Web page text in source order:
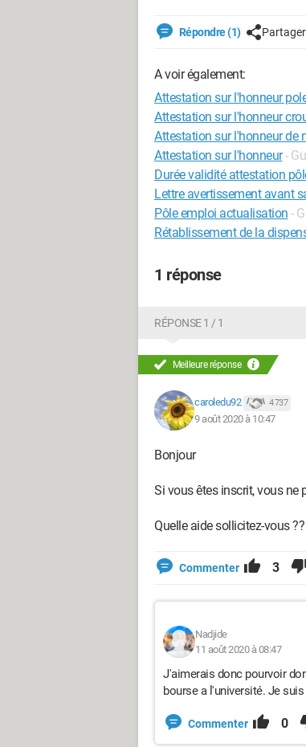
Répondre (1) Partager
A voir également:
Attestation sur l'honneur
Attestation sur l'honneur
Attestation sur l'honneur de
Attestation sur l'honneur-
Durée validité attestation
Lettre avertissement avant
Pôle emploi actualisation -
Rétablissement de la
1 réponse
RÉPONSE 1 / 1
Meilleure réponse
caroledu92 4 737
9 août 2020 à 10:47
Bonjour
Si vous êtes inscrit, vous
Quelle aide sollicitez-vous ??
Commenter 3
Nadjide
11 août 2020 à 08:47
J'aimerais donc pourvoir
bourse a l'université. Je
Commenter 0